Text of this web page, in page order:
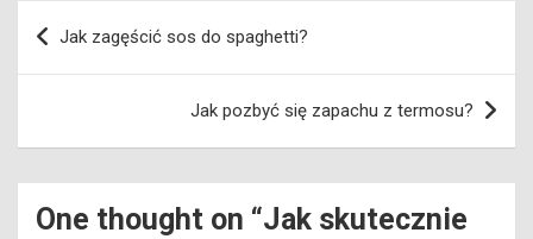
Nawigacja
wpisu
Jak zagęścić sos do spaghetti?
Jak pozbyć się zapachu z termosu?
One thought on “Jak skutecznie